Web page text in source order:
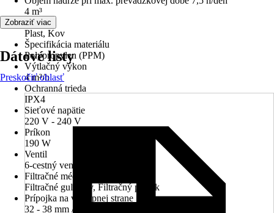
4 m³
Materiál
Plast, Kov
Špecifikácia materiálu
Polypropylen (PPM)
Výtlačný výkon
4 m³/h
Ochranná trieda
IPX4
Sieťové napätie
220 V - 240 V
Príkon
190 W
Ventil
6-cestný ventil
Filtračné médium
Filtračné guľôčky, Filtračný piesok
Prípojka na výstupnej strane
32 - 38 mm / 1 1/4" - 1 1/2"
Zobraziť viac
Dátové listy
Preskočiť oblasť